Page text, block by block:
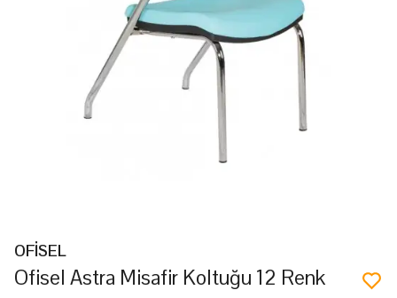
OFİSEL
Ofisel Astra Misafir Koltuğu 12 Renk